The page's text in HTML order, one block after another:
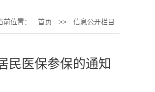
前位置： 首页 >> 信息公开栏目
民医保参保的通知